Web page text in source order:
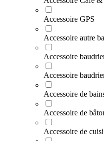
Accessoire GPS
Accessoire autre
Accessoire
Accessoire
Accessoire de
Accessoire de
Accessoire de